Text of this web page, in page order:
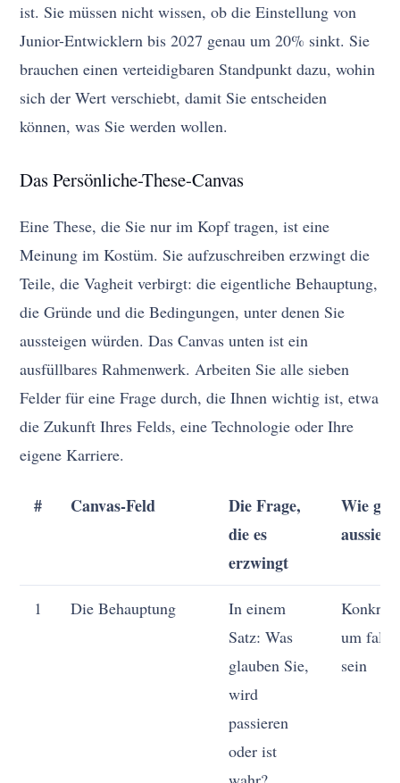
ist. Sie müssen nicht wissen, ob die Einstellung von
Junior-Entwicklern bis 2027 genau um 20% sinkt. Sie
brauchen einen verteidigbaren Standpunkt dazu, wohin
sich der Wert verschiebt, damit Sie entscheiden
können, was Sie werden wollen.
Das Persönliche-These-Canvas
Eine These, die Sie nur im Kopf tragen, ist eine
Meinung im Kostüm. Sie aufzuschreiben erzwingt die
Teile, die Vagheit verbirgt: die eigentliche Behauptung,
die Gründe und die Bedingungen, unter denen Sie
aussteigen würden. Das Canvas unten ist ein
ausfüllbares Rahmenwerk. Arbeiten Sie alle sieben
Felder für eine Frage durch, die Ihnen wichtig ist, etwa
die Zukunft Ihres Felds, eine Technologie oder Ihre
eigene Karriere.
# Canvas-Feld
Die Frage,
die es
erzwingt
Wie gut
aussieht
1 Die Behauptung
In einem
Satz: Was
glauben Sie,
wird
passieren
oder ist
Konkret
um
sein